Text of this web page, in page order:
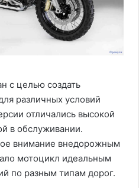
с целью создать
различных условий
отличались высокой
в обслуживании.
внимание внедорожным
мотоцикл идеальным
по разным типам дорог.